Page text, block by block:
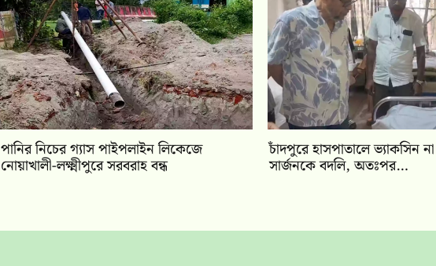
পানির নিচের গ্যাস পাইপলাইন লিকেজে
নোয়াখালী-লক্ষ্মীপুরে সরবরাহ বন্ধ
চাঁদপুরে হাসপাতালে ভ্যাকসিন
সার্জনকে বদলি, অতঃপর…